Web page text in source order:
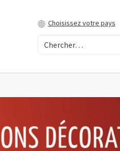
Choisissez votre pays